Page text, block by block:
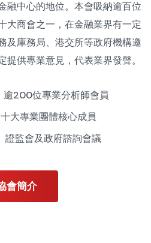
融中心的地位。本會吸納逾百位
大商會之一，在金融業界有一定
及庫務局、港交所等政府機構邀
供專業意見，代表業界發聲。
200位專業分析師會員
大專業團體核心成員
證監會及政府諮詢會議
會簡介